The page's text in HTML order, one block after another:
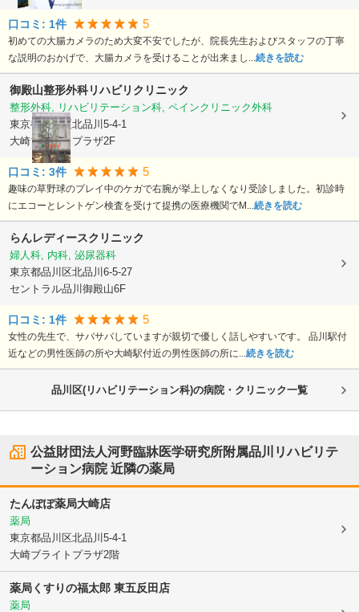
口コミ: 1件 5
初めての大腸カメラのため大変不安でしたが、院長先生およびスタッフの丁寧
な説明のおかげで、大腸カメラを受けることが出来まし... 続きを読む
御殿山整形外科リハビリクリニック
整形外科, リハビリテーション科, ペインクリニック外科
東京都品川区北品川5-4-1
大崎ブライトプラザ2F
口コミ: 3件 5
趣味の草野球のプレイ中のケガで右腕が挙上しなくなり受診しました。初診時
にエコーとレントゲン検査を受けて提携の医療機関でM... 続きを読む
らんレディースクリニック
婦人科, 内科, 泌尿器科
東京都品川区北品川6-5-27
セントラル品川御殿山6F
口コミ: 1件 5
女性の先生で、サバサバしていますが親切で優しく話しやすいです。 品川駅付
近などの男性医師の所や大崎駅付近の男性医師の所に... 続きを読む
品川区(リハビリテーション科)の病院・クリニック一覧
公益財団法人河野臨牀医学研究所附属品川リハビリテ
ーション病院近隣の薬局
たんぽぽ薬局大崎店
薬局
東京都品川区北品川5-4-1
大崎ブライトプラザ2階
薬局くすりの福太郎 東五反田店
薬局